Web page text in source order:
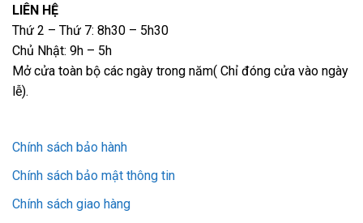
LIÊN HỆ
Thứ 2 – Thứ 7: 8h30 – 5h30
Chủ Nhật: 9h – 5h
Mở cửa toàn bộ các ngày trong năm( Chỉ đóng cửa vào ngày
lễ).
Chính sách bảo hành
Chính sách bảo mật thông tin
Chính sách giao hàng